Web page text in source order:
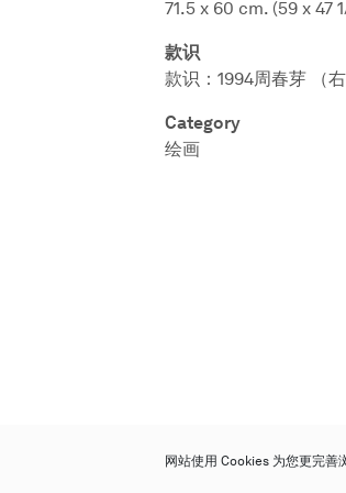
71.5 x 60 cm. (59 x 47
款识
款识：1994周春芽 （右
Category
绘画
网站使用 Cookies 为您更完善